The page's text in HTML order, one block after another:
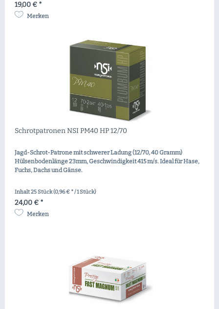
19,00 € *
Merken
Schrotpatronen NSI PM40 HP 12/70
Jagd-Schrot-Patrone mit schwerer Ladung (12/70, 40 Gramm)
Hülsenbodenlänge 23mm, Geschwindigkeit 415 m/s. Ideal für Hase,
Fuchs, Dachs und Gänse.
Inhalt25 Stück(0,96 € * / 1 Stück)
24,00 € *
Merken